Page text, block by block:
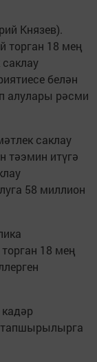
Князев).
торган 18 мең
белән
алулары рәсми
саклау
тәэмин итүгә
58 миллион
18 мең
тапшырылырга